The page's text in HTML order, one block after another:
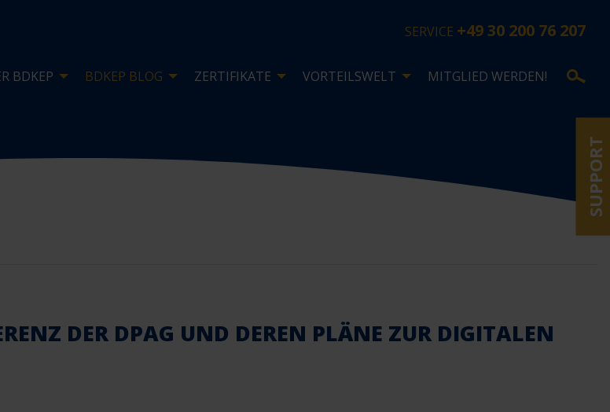
SERVICE +49 30 200 76 207
BDKEP BDKEP BLOG ZERTIFIKATE VORTEILSWELT MITGLIED WERDEN!
SUPPORT
DER DPAG UND DEREN PLÄNE ZUR DIGITALEN